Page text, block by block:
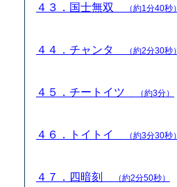
４３．国士無双 （約1分40秒）
４４．チャンタ （約2分30秒）
４５．チートイツ （約3分）
４６．トイトイ （約3分30秒）
４７．四暗刻 （約2分50秒）